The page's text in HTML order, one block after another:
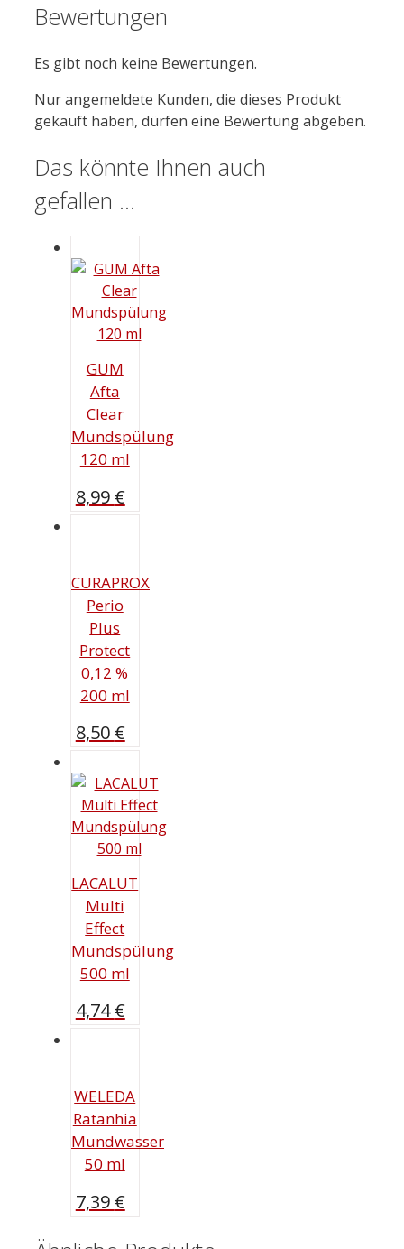
Bewertungen
Es gibt noch keine Bewertungen.
Nur angemeldete Kunden, die dieses Produkt
gekauft haben, dürfen eine Bewertung abgeben.
Das könnte Ihnen auch
gefallen …
GUM
Afta
Clear
Mundspülung
120 ml
8,99 €
CURAPROX
Perio
Plus
Protect
0,12 %
200 ml
8,50 €
LACALUT
Multi
Effect
Mundspülung
500 ml
4,74€
WELEDA
Ratanhia
Mundwasser
50 ml
7,39 €